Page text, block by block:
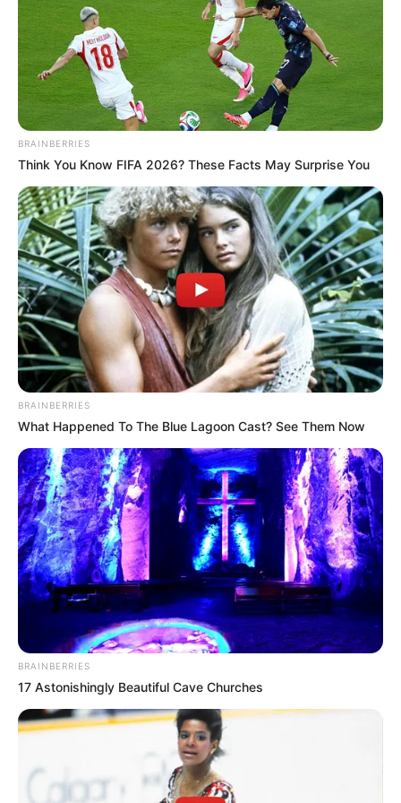
számtalan levelet kapott már civilektől különböző
teóriákkal. Volt, aki a túlvilágról kapott üzenetet
Fannitól, más pedig a sarki kisboltban látta. Amit
azonban ez a szakmérnök jelzett, majd szóban is
elmondott, még számára is elgondolkoztató volt.
Az egykori valóságshow-szereplő 2017. november
20-án tűnt el. Holtteste a mai napig nem került elő.
BRAINBERRIES
Think You Know FIFA 2026? These Facts May Surprise You
BRAINBERRIES
What Happened To The Blue Lagoon Cast? See Them Now
BRAINBERRIES
17 Astonishingly Beautiful Cave Churches